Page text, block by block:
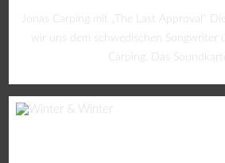
Jonas Carping mit „The Last Approval“
wir uns dem schwedischen Songwriter
Carping. Das